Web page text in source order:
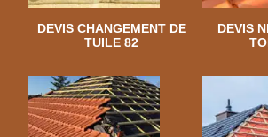
DEVIS CHANGEMENT DE
TUILE 82
DEVIS